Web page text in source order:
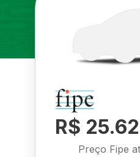
R$
Preço Fipe